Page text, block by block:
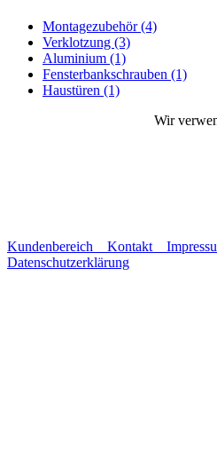
Montagezubehör (4)
Verklotzung (3)
Aluminium (1)
Fensterbankschrauben (1)
Haustüren (1)
Wir
Kundenbereich Kontakt
Datenschutzerklärung